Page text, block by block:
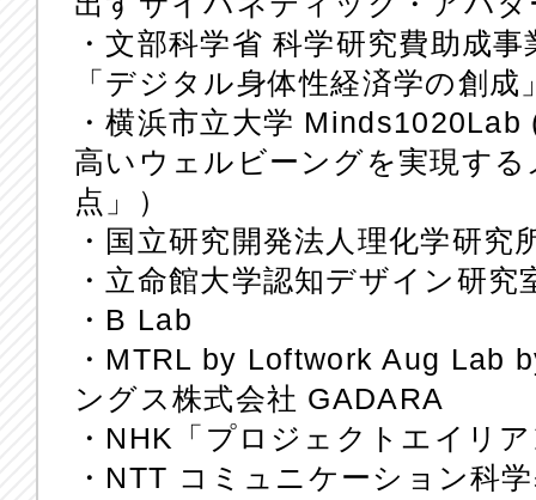
・文部科学省 科学研究費助成
「デジタル身体性経済学の創成
・横浜市立大学
高いウェルビーングを実現す
点」）
・国立研究開発法人理化学研
・立命館大学認知デザイン研究
・B Lab
・MTRL by Loftwork Aug Lab
ングス株式会社 GADARA
・NHK「プロジェクトエイリ
・NTT コミュニケーション科